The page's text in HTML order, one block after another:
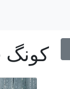
کونگ